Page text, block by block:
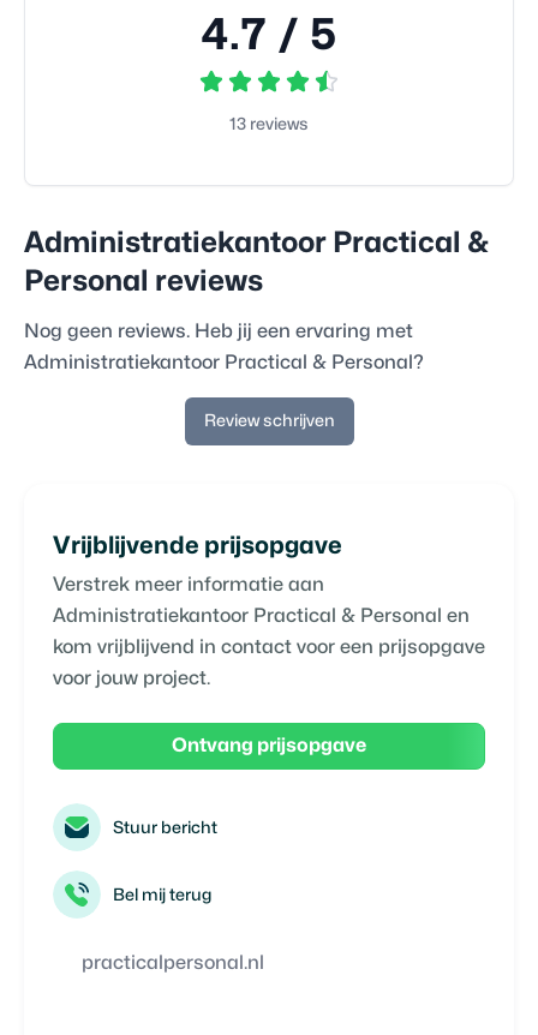
4.7 / 5
13 reviews
Administratiekantoor Practical &
Personal
reviews
Nog geen reviews. Heb jij een ervaring met
Administratiekantoor Practical & Personal ?
Review schrijven
Vrijblijvende prijsopgave
Verstrek meer informatie aan
Administratiekantoor Practical & Personal en
kom vrijblijvend in contact voor een prijsopgave
voor jouw project.
Ontvang prijsopgave
Stuur bericht
Bel mij terug
practicalpersonal.nl